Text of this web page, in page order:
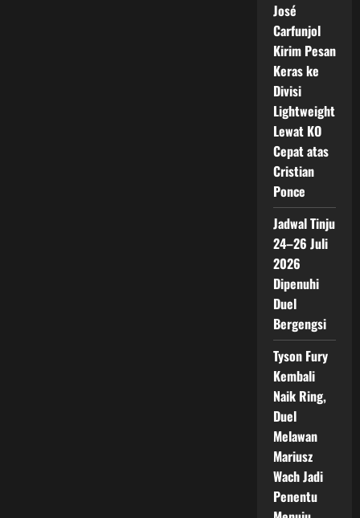
José
Carfunjol
Kirim Pesan
Keras ke
Divisi
Lightweight
Lewat KO
Cepat atas
Cristian
Ponce
Jadwal Tinju
24–26 Juli
2026
Dipenuhi
Duel
Bergengsi
Tyson Fury
Kembali
Naik Ring,
Duel
Melawan
Mariusz
Wach Jadi
Penentu